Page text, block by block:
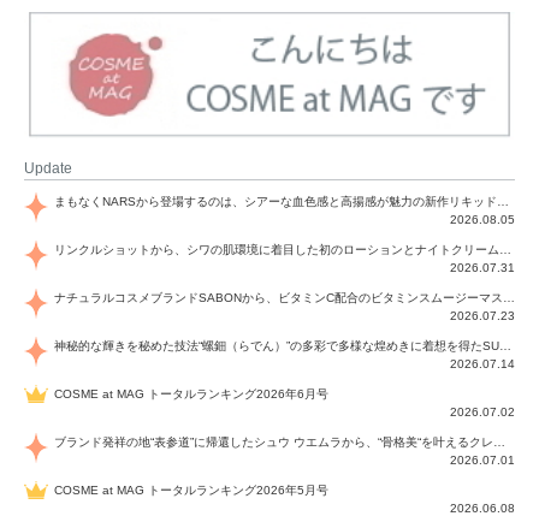
Update
まもなくNARSから登場するのは、シアーな血色感と高揚感が魅力の新作リキッドブラッシュ「インセイシャブル リキッドブラッシュ」と、ゴールデンアワーに染まる空にインスピレーションを得た「アフターグロー リップシャイン」の新色！夏をハックして！
2026.08.05
リンクルショットから、シワの肌環境に着目した初のローションとナイトクリームが登場！デイリーケアで、シワ特有の肌環境を改善し、シワが目立たない肌へと導きます。
2026.07.31
ナチュラルコスメブランドSABONから、ビタミンC配合のビタミンスムージーマスク「ラディアンスマスク」と、ペパーミントにオーガニックハーブを凝縮したジェルの涼感トリートメント美容液「スカルプセラム リフレッシング」が登場！日々のデイリーケアで、過酷な猛暑で疲れた肌や頭皮をサポート、心地よくリフレッシュし、優しく肌を整えます。
2026.07.23
神秘的な輝きを秘めた技法“螺鈿（らでん）”の多彩で多様な煌めきに着想を得たSUQQUの2026 秋 カラーコレクションから登場するのは、艶然と輝くアイシャドウや偏光パールを配したフェイスカラー、繊細なパールの煌めくネイル、そしてそれらを際立てる“朧げな艶”を秘めた新リクイドリップ「ブラー リクイド リップ」。強さを秘めたまろやかな洗練の表情に。
2026.07.14
COSME at MAG トータルランキング2026年6月号
2026.07.02
ブランド発祥の地“表参道”に帰還したシュウ ウエムラから、“骨格美“を叶えるクレヨンタイプのフェイスカラー「スカルプト クレヨン」と、ブランド初のリノベーションで進化した名品アイブロウ「ハード フォーミュラ ハード 10」が登場！
2026.07.01
COSME at MAG トータルランキング2026年5月号
2026.06.08